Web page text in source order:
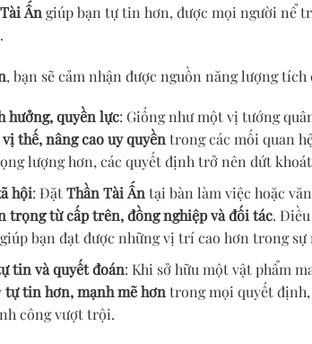
Ấn giúp bạn tự tin hơn, được mọi người nể
, bạn sẽ cảm nhận được nguồn năng lượng tích
hưởng, quyền lực: Giống như một vị tướng
thế, nâng cao uy quyềntrong các mối quan
lượng hơn, các quyết định trở nên dứt
hội: ĐặtThần Tài Ấn tại bàn làm việc hoặc
trọng từ cấp trên, đồng nghiệp và đối tác. Điều
bạn đạt được những vị trí cao hơn trong sự
tin và quyết đoán: Khi sở hữu một vật phẩm
tự tin hơn, mạnh mẽ hơn trong mọi quyết
công vượt trội.